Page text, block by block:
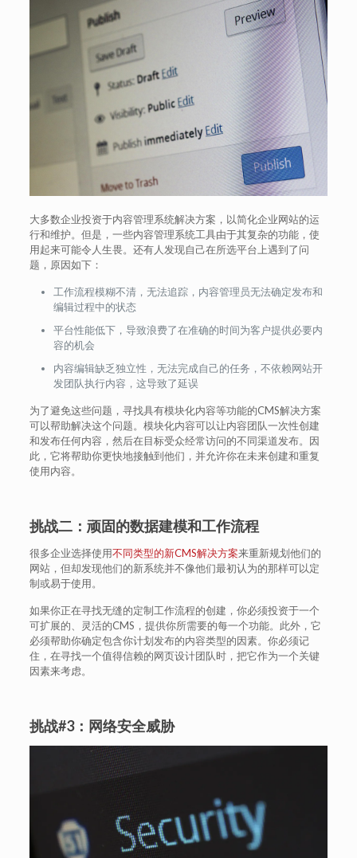
大多数企业投资于内容管理系统解决方案，以简化企业网站的运
行和维护。但是，一些内容管理系统工具由于其复杂的功能，使
用起来可能令人生畏。还有人发现自己在所选平台上遇到了问
题，原因如下：
工作流程模糊不清，无法追踪，内容管理员无法确定发布和
编辑过程中的状态
平台性能低下，导致浪费了在准确的时间为客户提供必要内
容的机会
内容编辑缺乏独立性，无法完成自己的任务，不依赖网站开
发团队执行内容，这导致了延误
为了避免这些问题，寻找具有模块化内容等功能的CMS解决方案
可以帮助解决这个问题。模块化内容可以让内容团队一次性创建
和发布任何内容，然后在目标受众经常访问的不同渠道发布。因
此，它将帮助你更快地接触到他们，并允许你在未来创建和重复
使用内容。
挑战二：顽固的数据建模和工作流程
很多企业选择使用不同类型的新CMS解决方案来重新规划他们的
网站，但却发现他们的新系统并不像他们最初认为的那样可以定
制或易于使用。
如果你正在寻找无缝的定制工作流程的创建，你必须投资于一个
可扩展的、灵活的CMS，提供你所需要的每一个功能。此外，它
必须帮助你确定包含你计划发布的内容类型的因素。你必须记
住，在寻找一个值得信赖的网页设计团队时，把它作为一个关键
因素来考虑。
挑战#3：网络安全威胁